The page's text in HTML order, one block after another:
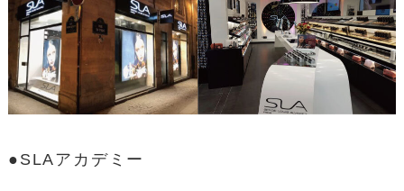
●SLAアカデミー